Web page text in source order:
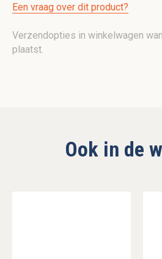
Een vraag over dit product?
Verzendopties in winkelwagen
plaatst.
Ook in de